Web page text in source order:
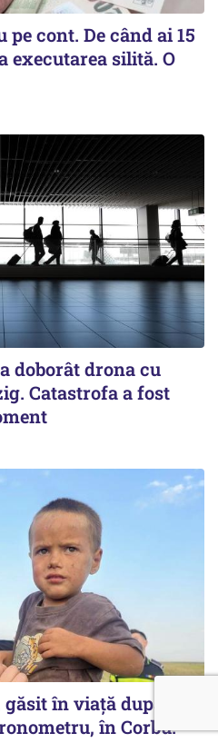
pe cont. De când ai 15
executarea silită. O
doborât drona cu
Catastrofa a fost
în viață după 12
în Corbu.